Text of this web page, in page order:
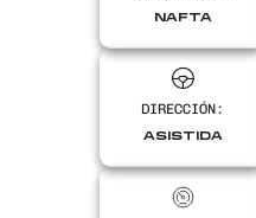
NAFTA
DIRECCIÓN:
ASISTIDA